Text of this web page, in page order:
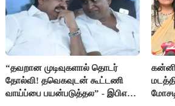
“தவறான முடிவுகளால் தொடர்
தோல்வி! தவெகவுடன் கூட்டணி
வாய்ப்பை பயன்படுத்தல” - இபிஎஸ்